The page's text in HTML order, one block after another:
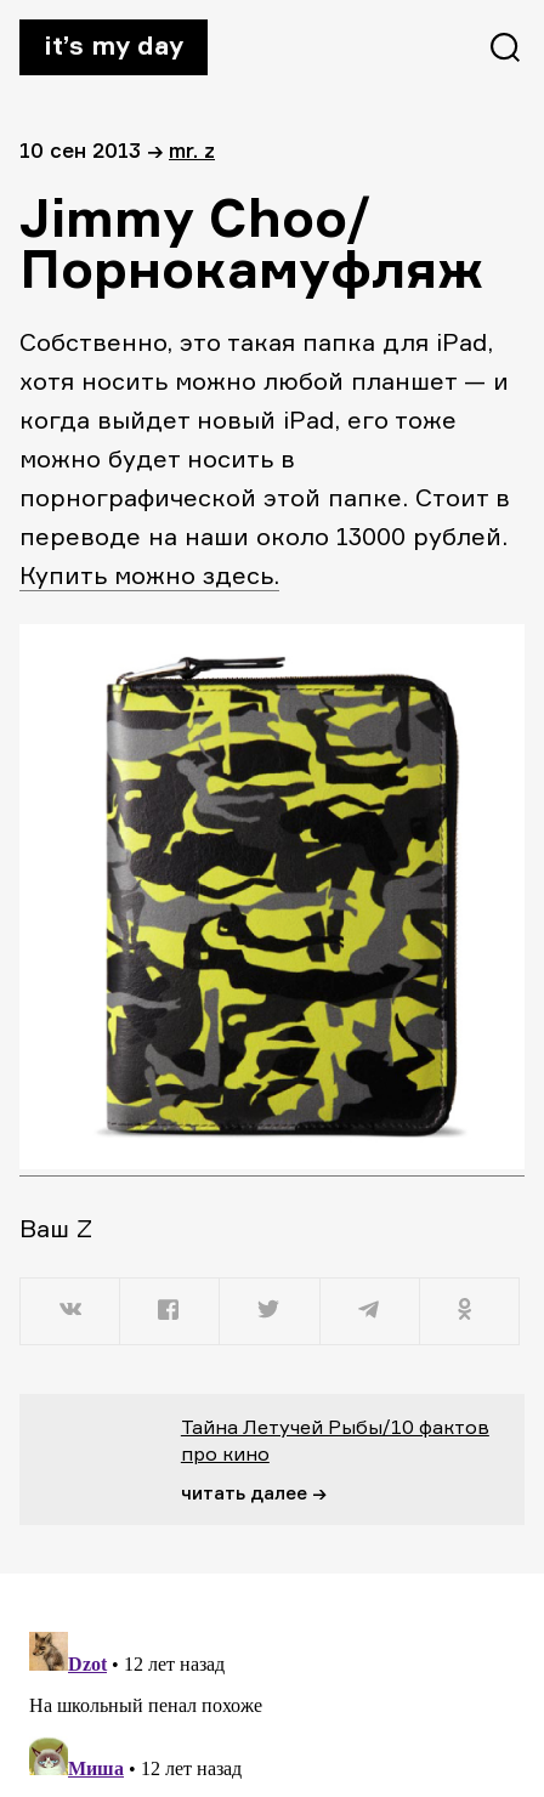
it’s my day
10 сен 2013 → mr. z
Jimmy Choo/
Порнокамуфляж
Собственно, это такая папка для iPad,
хотя носить можно любой планшет — и
когда выйдет новый iPad, его тоже
можно будет носить в
порнографической этой папке. Стоит в
переводе на наши около 13000 рублей.
Купить можно здесь.
Ваш Z
Тайна Летучей Рыбы/10 фактов
про кино
читать далее →